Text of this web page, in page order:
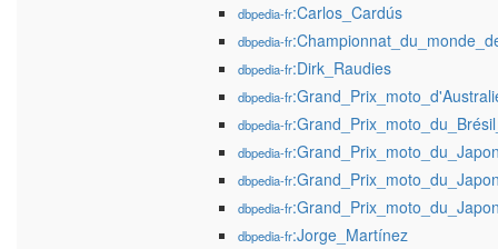
dbpedia-fr:Carlos_Cardús
dbpedia-fr
dbpedia-fr:Dirk_Raudies
dbpedia-fr
dbpedia-fr
dbpedia-fr
dbpedia-fr
dbpedia-fr
dbpedia-fr:Jorge_Martínez